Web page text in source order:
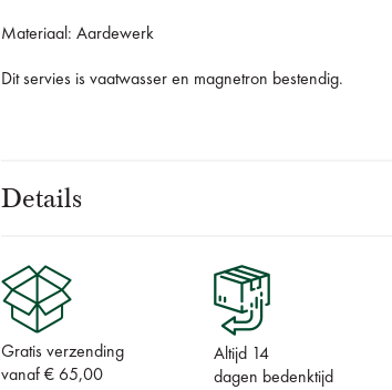
Materiaal: Aardewerk
Dit servies is vaatwasser en magnetron bestendig.
Details
Gratis verzending
vanaf € 65,00
Altijd 14
dagen bedenktijd